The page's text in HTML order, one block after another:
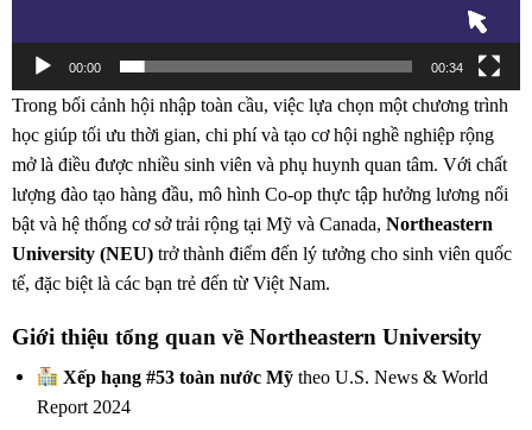
00:00 00:34
Trong bối cảnh hội nhập toàn cầu, việc lựa chọn một chương trình
học giúp tối ưu thời gian, chi phí và tạo cơ hội nghề nghiệp rộng
mở là điều được nhiều sinh viên và phụ huynh quan tâm. Với chất
lượng đào tạo hàng đầu, mô hình Co-op thực tập hưởng lương nổi
bật và hệ thống cơ sở trải rộng tại Mỹ và Canada, Northeastern
University (NEU) trở thành điểm đến lý tưởng cho sinh viên quốc
tế, đặc biệt là các bạn trẻ đến từ Việt Nam.
Giới thiệu tổng quan về Northeastern University
Xếp hạng #53 toàn nước Mỹ theo U.S. News & World
Report 2024